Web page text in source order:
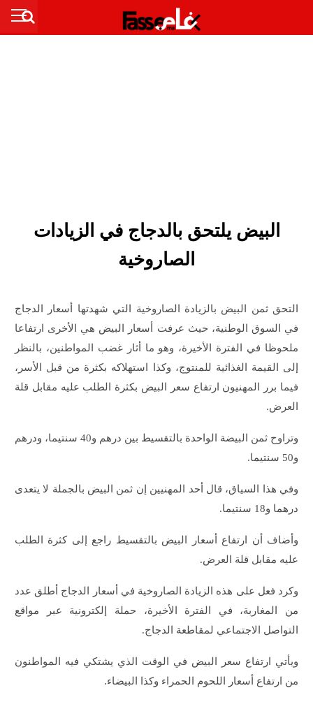
البيض يلتحق بالدجاج في الزيادات
الصاروخية
التحق ثمن البيض بالزيادة الصاروخية التي شهدتها أسعار الدجاج
في السوق الوطنية، حيث عرفت أسعار البيض هي الأخرى ارتفاعا
ملحوظا في الفترة الأخيرة، وهو ما أثار غضب المواطنين، بالنظر
إلى القيمة الغذائية للمنتوج، وكذا استهلاكه بكثرة من قبل الأسر،
فيما برر المهنيون ارتفاع سعر البيض بكثرة الطلب عليه مقابل قلة
العرض.
وتراوح ثمن البيضة الواحدة بالتقسيط بين درهم و40 سنتيما، ودرهم
و50 سنتيما.
وفي هذا السياق، قال أحد المهنيين إن ثمن البيض بالجملة لا يتعدى
درهما و18 سنتيما.
وأضاف أن ارتفاع أسعار البيض بالتقسيط راجع إلى كثرة الطلب
عليه مقابل قلة العرض.
وكرد فعل على هذه الزيادة الصاروخية في أسعار الدجاج أطلق عدد
من المغاربة، في الفترة الأخيرة، حملة إلكترونية عبر مواقع
التواصل الاجتماعي لمقاطعة الدجاج.
ويأتي ارتفاع سعر البيض في الوقت الذي يشتكي فيه المواطنون
من ارتفاع أسعار اللحوم الحمراء وكذا البيضاء.